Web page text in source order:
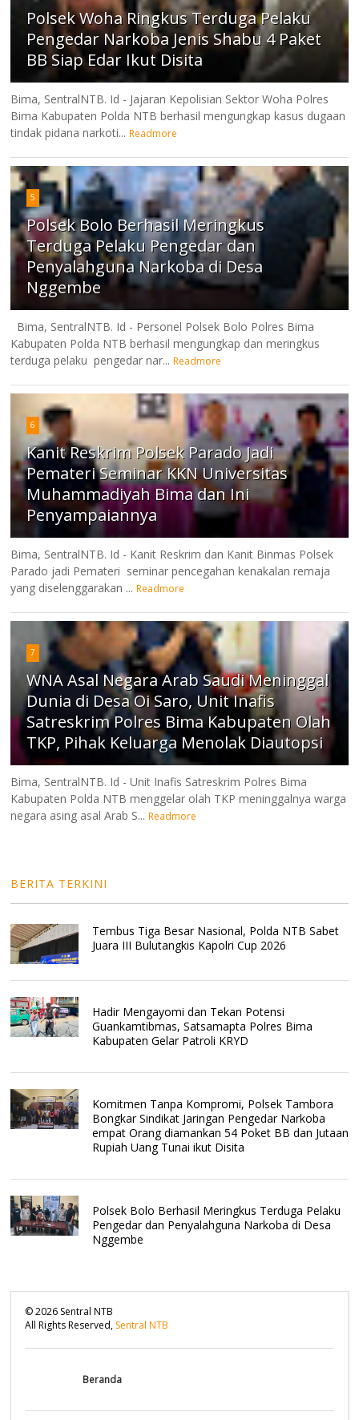
Polsek Woha Ringkus Terduga Pelaku
Pengedar Narkoba Jenis Shabu 4 Paket
BB Siap Edar Ikut Disita
Bima, SentralNTB. Id - Jajaran Kepolisian Sektor Woha Polres
Bima Kabupaten Polda NTB berhasil mengungkap kasus dugaan
tindak pidana narkoti... Readmore
5
Polsek Bolo Berhasil Meringkus
Terduga Pelaku Pengedar dan
Penyalahguna Narkoba di Desa
Nggembe
Bima, SentralNTB. Id - Personel Polsek Bolo Polres Bima
Kabupaten Polda NTB berhasil mengungkap dan meringkus
terduga pelaku pengedar nar... Readmore
6
Kanit Reskrim Polsek Parado Jadi
Pemateri Seminar KKN Universitas
Muhammadiyah Bima dan Ini
Penyampaiannya
Bima, SentralNTB. Id - Kanit Reskrim dan Kanit Binmas Polsek
Parado jadi Pemateri seminar pencegahan kenakalan remaja
yang diselenggarakan ... Readmore
7
WNA Asal Negara Arab Saudi Meninggal
Dunia di Desa Oi Saro, Unit Inafis
Satreskrim Polres Bima Kabupaten Olah
TKP, Pihak Keluarga Menolak Diautopsi
Bima, SentralNTB. Id - Unit Inafis Satreskrim Polres Bima
Kabupaten Polda NTB menggelar olah TKP meninggalnya warga
negara asing asal Arab S... Readmore
BERITA TERKINI
Tembus Tiga Besar Nasional, Polda NTB Sabet
Juara III Bulutangkis Kapolri Cup 2026
Hadir Mengayomi dan Tekan Potensi
Guankamtibmas, Satsamapta Polres Bima
Kabupaten Gelar Patroli KRYD
Komitmen Tanpa Kompromi, Polsek Tambora
Bongkar Sindikat Jaringan Pengedar Narkoba
empat Orang diamankan 54 Poket BB dan Jutaan
Rupiah Uang Tunai ikut Disita
Polsek Bolo Berhasil Meringkus Terduga Pelaku
Pengedar dan Penyalahguna Narkoba di Desa
Nggembe
©2026 Sentral NTB
All Rights Reserved, Sentral NTB
Beranda